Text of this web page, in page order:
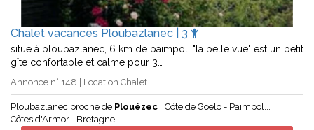
Chalet vacances Ploubazlanec | 3
situé à ploubazlanec, 6 km de paimpol, "la belle vue" est un petit
gîte confortable et calme pour 3…
Annonce n° 148 | Location Chalet
Ploubazlanec proche de Plouézec
Côte de Goëlo - Paimpol...
Côtes d'Armor
Bretagne